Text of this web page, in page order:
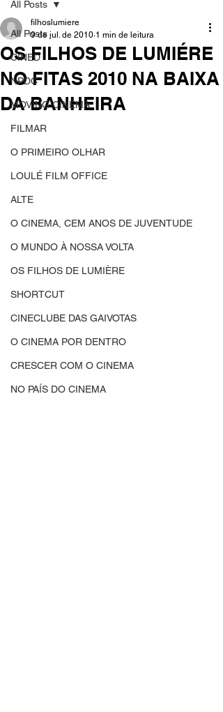
All Posts
CINED
NPDC
MOVING CINEMA
FILMAR
O PRIMEIRO OLHAR
LOULÉ FILM OFFICE
ALTE
O CINEMA, CEM ANOS DE JUVENTUDE
O MUNDO À NOSSA VOLTA
OS FILHOS DE LUMIÈRE
SHORTCUT
CINECLUBE DAS GAIVOTAS
O CINEMA POR DENTRO
CRESCER COM O CINEMA
NO PAÍS DO CINEMA
All Posts
OS FILHOS DE LUMIÉRE
NO FITAS 2010 NA BAIXA
DA BANHEIRA
filhoslumiere
9 de jul. de 2010 1 min de leitura